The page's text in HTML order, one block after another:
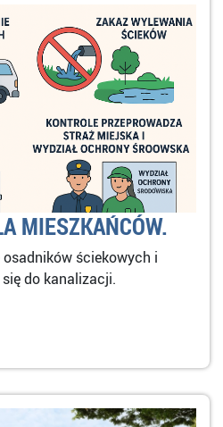
MIESZKAŃCÓW.
ściekowych i
do kanalizacji.